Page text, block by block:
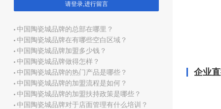
请登录,进行留言
中国陶瓷城品牌的总部在哪里？
中国陶瓷城品牌在有哪些空白区域？
中国陶瓷城品牌加盟多少钱？
中国陶瓷城品牌做得怎样？
中国陶瓷城品牌的热门产品是哪些？
中国陶瓷城品牌的加盟流程是如何？
中国陶瓷城品牌的加盟扶持政策是哪些？
中国陶瓷城品牌对于店面管理有什么培训？
企业